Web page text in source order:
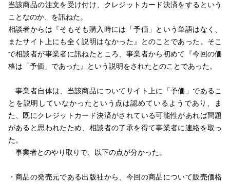
当該商品の注文を受け付け、クレジットカード決済をするという
ことなのか、を訊ねた。
相談者からは『そもそも購入時には「予価」という単語はなく、
またサイト上にも全く説明はなかった』とのことであった。そこ
で相談者が事業者に訊ねたところ、事業者から初めて『今回の価
格は「予価」であった』という説明をされたとのことであった。
事業者自体は、当該商品についてサイト上に「予価」であるこ
とを説明していなかったという点は認めているようであり、ま
た、既にクレジットカード決済がされている可能性があれば問題
があると思われたため、相談者の了承を得て事業者に連絡を取っ
た。
事業者とのやり取りで、以下の点が分かった。
・商品の発売元である出版社から、今回の商品について販売価格